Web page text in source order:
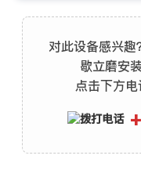
对此设备感兴
歇立磨安
点击下方电